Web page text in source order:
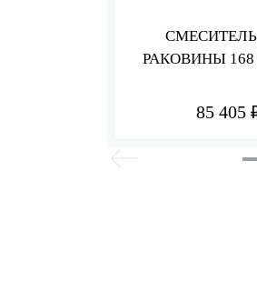
РАКОВИНЫ
85 405